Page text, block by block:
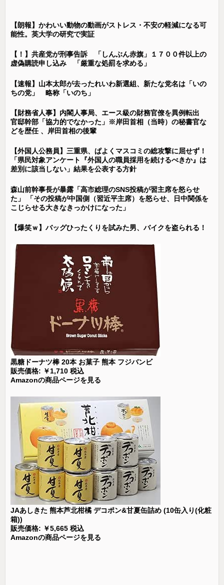
【朗報】かわいい動物の動画がストレス・不安の軽減になる可
能性。英大学の研究で実証
【！】共産党が刑事告訴 「しんぶん赤旗」１７００件以上の
虚偽購読申し込み 「厳重な処罰を求める」
【速報】山本太郎が去ったれいわ新選組、新たな党名は「いの
ちの党」 略称「いのち」
【財務省人事】内閣人事局、エース級の財務官僚を異例転出
官邸幹部「協力的でなかった」※岸田首相（当時）の秘書官な
どを歴任 、岸田首相の後輩
【外国人公務員】三重県、ぱよくマスコミの総攻撃に屈せず！
「県民対象アンケート『外国人の職員採用を続けるべきか』は
差別に該当しない」結果を公表する方針
森山前幹事長が暴露「高市総理のSNS投稿が習主席を怒らせ
た」 「その投稿が中国側（習近平主席）を怒らせ、日中関係を
こじらせる大きなきっかけになった」
【爆笑ｗ】バッグひったくりを試みた男、バイクを盗られる！
黒糖ドーナツ棒 20本 お菓子 熊本 フジバンビ
販売価格: ￥1,710 税込
Amazonの商品ページを見る
JAあしきた 熊本芦北柑橘 デコポン&甘夏缶詰め (10缶入り(化粧
箱))
販売価格: ￥5,665 税込
Amazonの商品ページを見る